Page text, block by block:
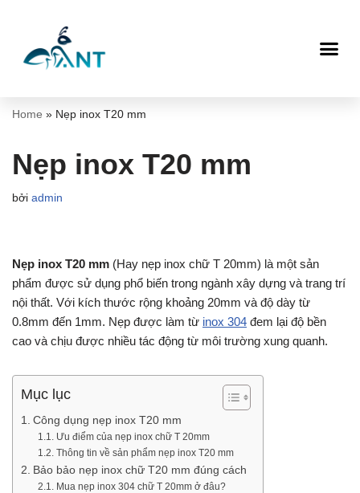
tới
Home » Nẹp inox T20 mm
Nẹp inox T20 mm
bởi admin
Nẹp inox T20 mm (Hay nẹp inox chữ T 20mm) là một sản
phẩm được sử dụng phổ biến trong ngành xây dựng và trang trí
nội thất. Với kích thước rộng khoảng 20mm và độ dày từ
0.8mm đến 1mm. Nẹp được làm từ inox 304 đem lại độ bền
cao và chịu được nhiều tác động từ môi trường xung quanh.
Mục lục
Công dụng nẹp inox T20 mm
Ưu điểm của nẹp inox chữ T 20mm
Thông tin về sản phẩm nẹp inox T20 mm
Bảo bảo nẹp inox chữ T20 mm đúng cách
Mua nẹp inox 304 chữ T 20mm ở đâu?